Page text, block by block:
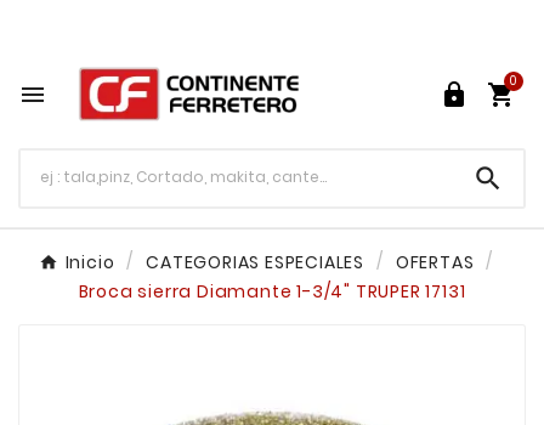
  
0

Inicio CATEGORIAS ESPECIALES
OFERTAS
Broca sierra Diamante 1-3/4" TRUPER 17131